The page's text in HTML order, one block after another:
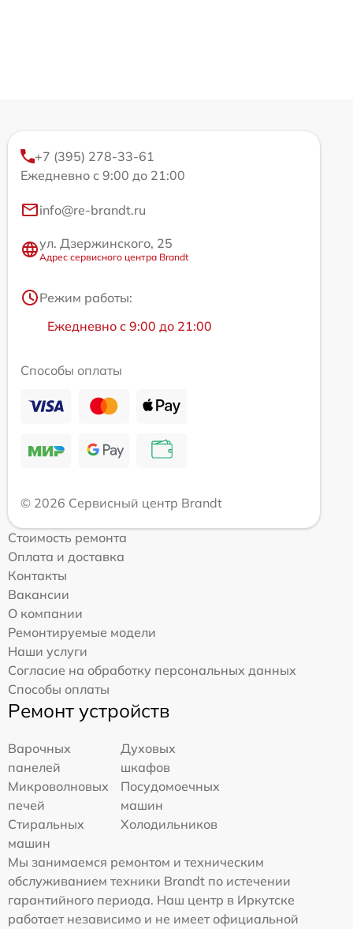
+7 (395) 278-33-61
Ежедневно с 9:00 до 21:00
info@re-brandt.ru
ул. Дзержинского, 25
Адрес сервисного центра Brandt
Режим работы:
Ежедневно с 9:00 до 21:00
Способы оплаты
© 2026 Сервисный центр Brandt
Стоимость ремонта
Оплата и доставка
Контакты
Вакансии
О компании
Ремонтируемые модели
Наши услуги
Согласие на обработку персональных данных
Способы оплаты
Ремонт устройств
Варочных
панелей
Духовых
шкафов
Микроволновых
печей
Посудомоечных
машин
Стиральных
машин
Холодильников
Мы занимаемся ремонтом и техническим
обслуживанием техники Brandt по истечении
гарантийного периода. Наш центр в Иркутске
работает независимо и не имеет официальной